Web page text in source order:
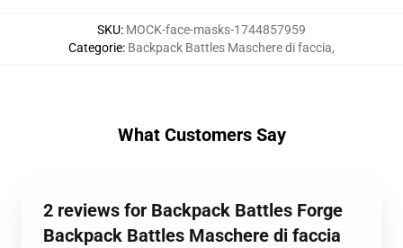
SKU: MOCK-face-masks-1744857959
Categorie: Backpack Battles Maschere di faccia,
What Customers Say
2 reviews for Backpack Battles Forge
Backpack Battles Maschere di faccia